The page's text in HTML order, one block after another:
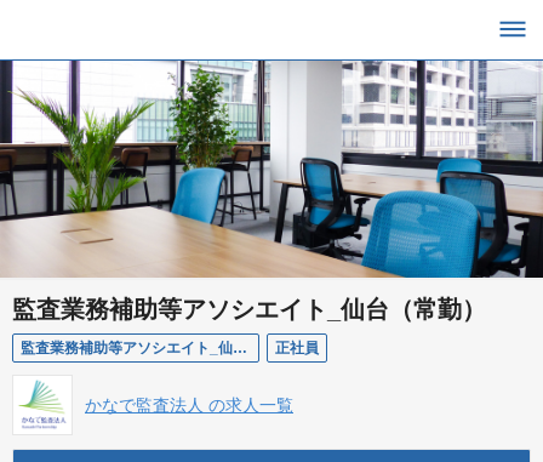
監査業務補助等アソシエイト_仙台（常勤）
監査業務補助等アソシエイト_仙台（常勤） 正社員
かなで監査法人 の求人一覧